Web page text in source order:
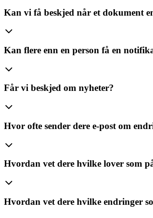
Kan vi få beskjed når et dokument
Kan flere enn en person få en
Får vi beskjed om nyheter?
Hvor ofte sender dere e-post om
Hvordan vet dere hvilke lover som
Hvordan vet dere hvilke endringer